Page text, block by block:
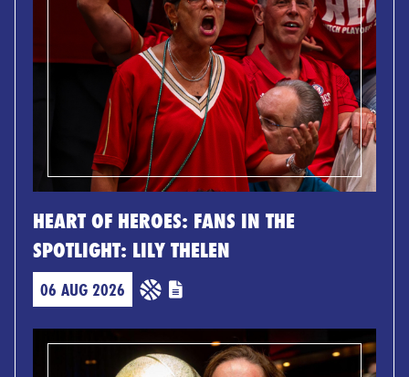
HEART OF HEROES: FANS IN THE
SPOTLIGHT: LILY THELEN
06 AUG 2026